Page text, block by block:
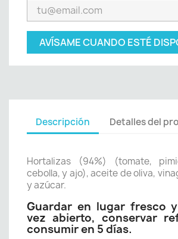
AVÍSAME CUANDO ESTÉ
Descripción Detalles del
Hortalizas (94%) (tomate,
cebolla, y ajo), aceite de oliva,
y azúcar.
Guardar en lugar fresco
vez abierto, conservar
consumir en 5 días.